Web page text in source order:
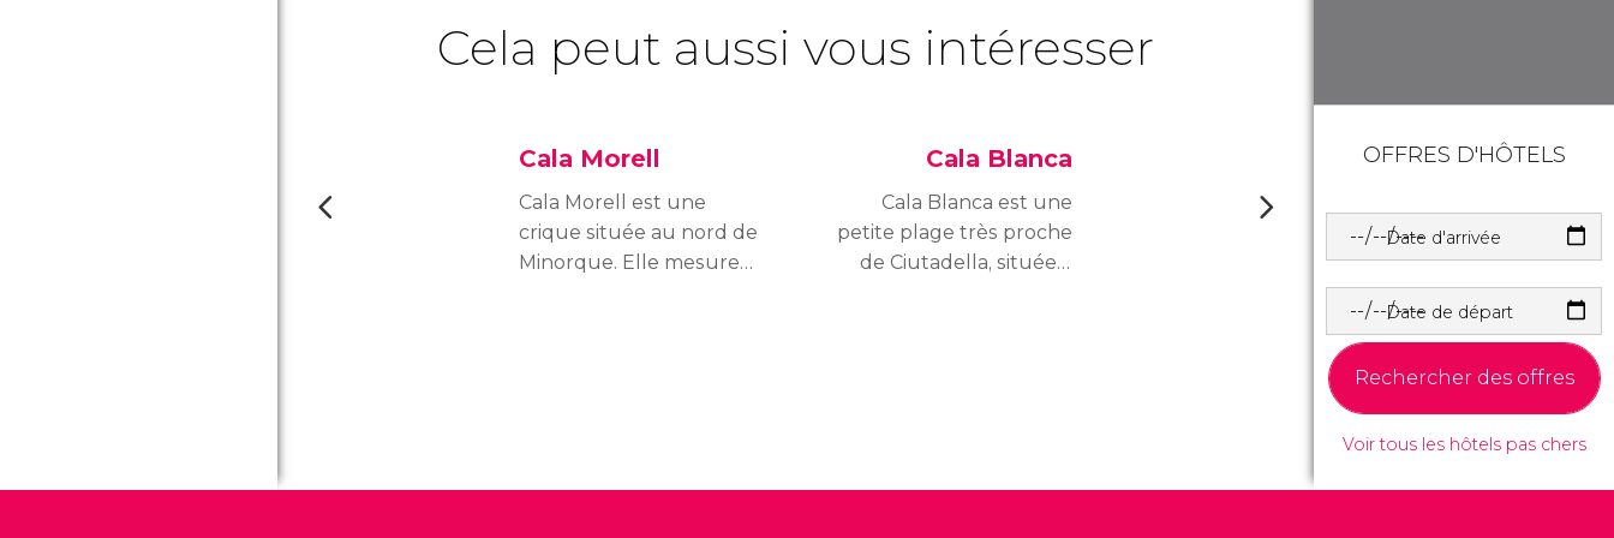
Cela peut aussi vous intéresser
Cala Morell
Cala Morell est une
crique située au nord de
Minorque. Elle mesure
Cala Blanca
Cala Blanca est une
petite plage très proche
de Ciutadella, située à
OFFRES D'HÔTELS
Date d'arrivée
Date de départ
Rechercher des offres
Voir tous les hôtels pas chers